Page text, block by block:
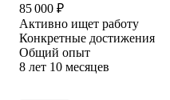
85 000 ₽
Активно ищет работу
Конкретные достижения
Общий опыт
8 лет 10 месяцев